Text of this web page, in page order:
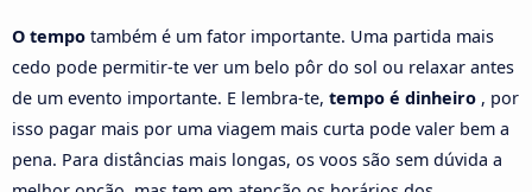
O tempo também é um fator importante. Uma partida mais
cedo pode permitir-te ver um belo pôr do sol ou relaxar antes
de um evento importante. E lembra-te, tempo é dinheiro , por
isso pagar mais por uma viagem mais curta pode valer bem a
pena. Para distâncias mais longas, os voos são sem dúvida a